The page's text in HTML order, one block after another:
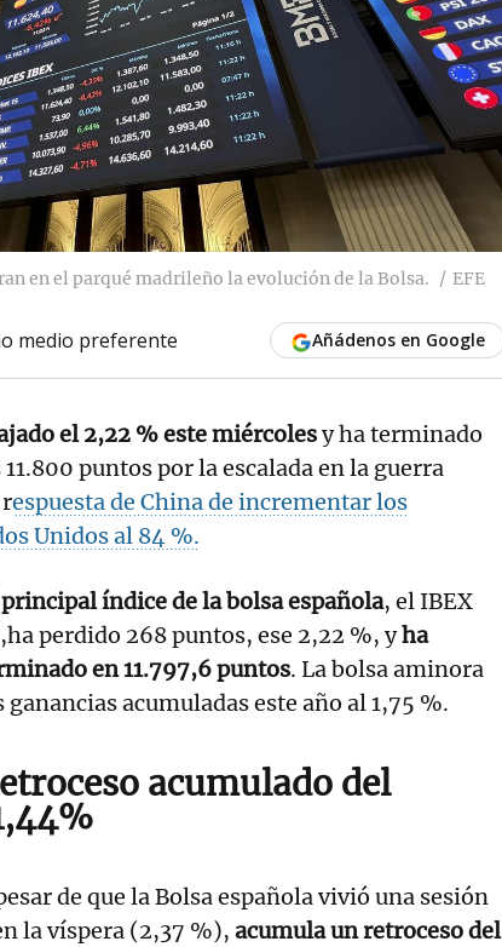
en el parqué madrileño la evolución de la Bolsa. EFE
medio preferente Añádenos en Google
el 2,22 % este miércolesy ha terminado
puntos por la escalada en la guerra
espuesta de China de incrementar los
Unidos al 84 %.
principal índice de la bolsa española, el IBEX
perdido 268 puntos, ese 2,22 %, yha
en 11.797,6 puntos. La bolsa aminora
ganancias acumuladas este año al 1,75 %.
acumulado del
de que la Bolsa española vivió una sesión
la víspera (2,37 %), acumula un retroceso del